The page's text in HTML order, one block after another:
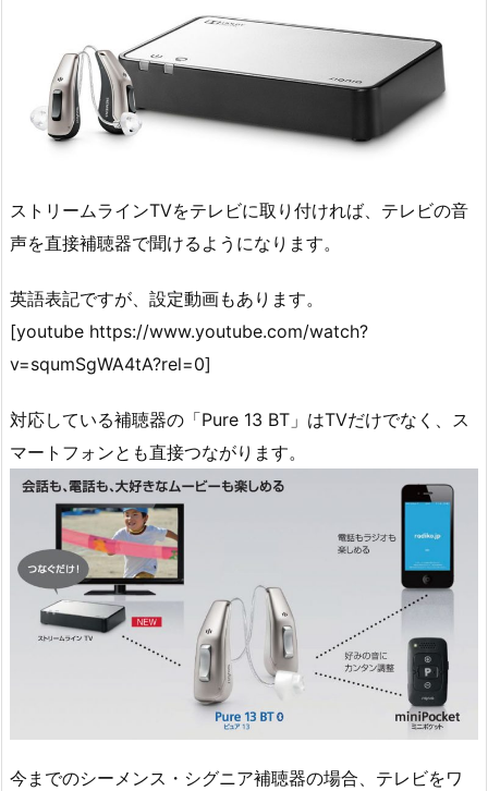
ストリームラインTVをテレビに取り付ければ、テレビの音
声を直接補聴器で聞けるようになります。
英語表記ですが、設定動画もあります。
[youtube https://www.youtube.com/watch?
v=squmSgWA4tA?rel=0]
対応している補聴器の「Pure 13 BT」はTVだけでなく、ス
マートフォンとも直接つながります。
今までのシーメンス・シグニア補聴器の場合、テレビをワ